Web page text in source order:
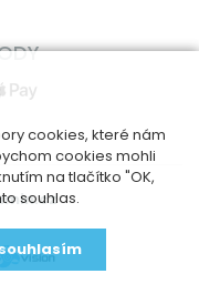
cookies, které nám
cookies mohli
na tlačítko "OK,
souhlas.